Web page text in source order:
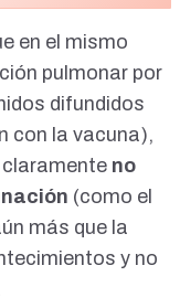
en el mismo
pulmonar por
difundidos
con la vacuna),
claramente no
(como el
más que la
y no